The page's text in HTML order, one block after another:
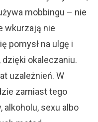
mobbingu – nie
wkurzają nie
pomysł na ulgę i
okaleczaniu.
uzależnień. W
zamiast tego
alkoholu, sexu albo